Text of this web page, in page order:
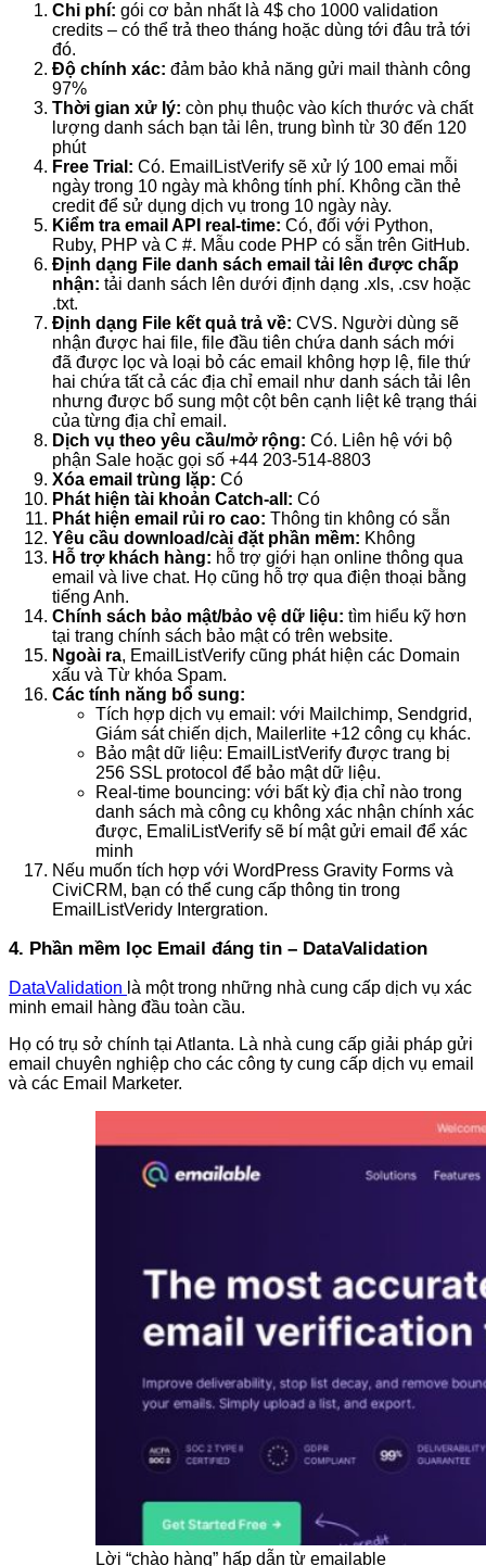
Chi phí: gói cơ bản nhất là 4$ cho 1000 validation
credits – có thể trả theo tháng hoặc dùng tới đâu trả tới
đó.
Độ chính xác: đảm bảo khả năng gửi mail thành công
97%
Thời gian xử lý: còn phụ thuộc vào kích thước và chất
lượng danh sách bạn tải lên, trung bình từ 30 đến 120
phút
Free Trial: Có. EmailListVerify sẽ xử lý 100 emai mỗi
ngày trong 10 ngày mà không tính phí. Không cần thẻ
credit để sử dụng dịch vụ trong 10 ngày này.
Kiểm tra email API real-time: Có, đối với Python,
Ruby, PHP và C #. Mẫu code PHP có sẵn trên GitHub.
Định dạng File danh sách email tải lên được chấp
nhận: tải danh sách lên dưới định dạng .xls, .csv hoặc
.txt.
Định dạng File kết quả trả về: CVS. Người dùng sẽ
nhận được hai file, file đầu tiên chứa danh sách mới
đã được lọc và loại bỏ các email không hợp lệ, file thứ
hai chứa tất cả các địa chỉ email như danh sách tải lên
nhưng được bổ sung một cột bên cạnh liệt kê trạng thái
của từng địa chỉ email.
Dịch vụ theo yêu cầu/mở rộng: Có. Liên hệ với bộ
phận Sale hoặc gọi số +44 203-514-8803
Xóa email trùng lặp: Có
Phát hiện tài khoản Catch-all: Có
Phát hiện email rủi ro cao: Thông tin không có sẵn
Yêu cầu download/cài đặt phần mềm: Không
Hỗ trợ khách hàng: hỗ trợ giới hạn online thông qua
email và live chat. Họ cũng hỗ trợ qua điện thoại bằng
tiếng Anh.
Chính sách bảo mật/bảo vệ dữ liệu: tìm hiểu kỹ hơn
tại trang chính sách bảo mật có trên website.
Ngoài ra, EmailListVerify cũng phát hiện các Domain
xấu và Từ khóa Spam.
Các tính năng bổ sung:
Tích hợp dịch vụ email: với Mailchimp, Sendgrid,
Giám sát chiến dịch, Mailerlite +12 công cụ khác.
Bảo mật dữ liệu: EmailListVerify được trang bị
256 SSL protocol để bảo mật dữ liệu.
Real-time bouncing: với bất kỳ địa chỉ nào trong
danh sách mà công cụ không xác nhận chính xác
được, EmaliListVerify sẽ bí mật gửi email để xác
minh
Nếu muốn tích hợp với WordPress Gravity Forms và
CiviCRM, bạn có thể cung cấp thông tin trong
EmailListVeridy Intergration.
4. Phần mềm lọc Email đáng tin – DataValidation
DataValidation là một trong những nhà cung cấp dịch vụ xác
minh email hàng đầu toàn cầu.
Họ có trụ sở chính tại Atlanta. Là nhà cung cấp giải pháp gửi
email chuyên nghiệp cho các công ty cung cấp dịch vụ email
và các Email Marketer.
Lời “chào hàng” hấp dẫn từ emailable